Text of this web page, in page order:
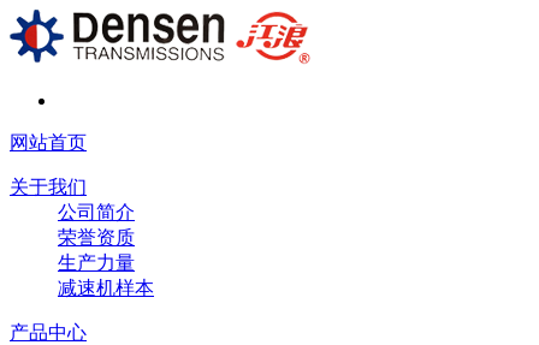
网站首页
关于我们
公司简介
荣誉资质
生产力量
减速机样本
产品中心